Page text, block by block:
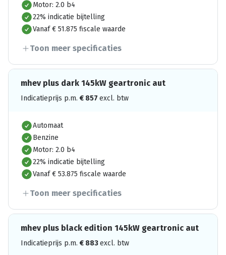
Motor: 2.0 b4
22% indicatie bijtelling
Vanaf € 51.875 fiscale waarde
Toon meer specificaties
mhev plus dark 145kW geartronic aut
Indicatieprijs p.m. € 857 excl. btw
Automaat
Benzine
Motor: 2.0 b4
22% indicatie bijtelling
Vanaf € 53.875 fiscale waarde
Toon meer specificaties
mhev plus black edition 145kW geartronic aut
Indicatieprijs p.m. € 883excl. btw